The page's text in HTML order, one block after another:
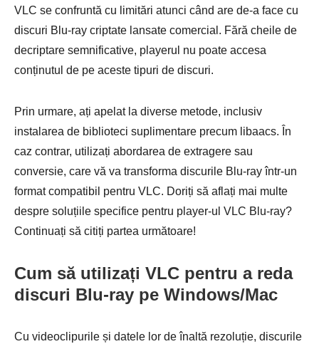
VLC se confruntă cu limitări atunci când are de-a face cu
discuri Blu-ray criptate lansate comercial. Fără cheile de
decriptare semnificative, playerul nu poate accesa
conținutul de pe aceste tipuri de discuri.
Prin urmare, ați apelat la diverse metode, inclusiv
instalarea de biblioteci suplimentare precum libaacs. În
caz contrar, utilizați abordarea de extragere sau
conversie, care vă va transforma discurile Blu-ray într-un
format compatibil pentru VLC. Doriți să aflați mai multe
despre soluțiile specifice pentru player-ul VLC Blu-ray?
Continuați să citiți partea următoare!
Cum să utilizați VLC pentru a reda
discuri Blu-ray pe Windows/Mac
Cu videoclipurile și datele lor de înaltă rezoluție, discurile